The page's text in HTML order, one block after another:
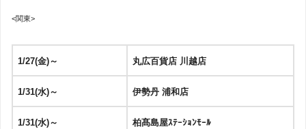
<関東>
1/27(金)～ 丸広百貨店 川越店
1/31(水)～ 伊勢丹 浦和店
1/31(水)～ 柏髙島屋ｽﾃｰｼｮﾝﾓｰﾙ